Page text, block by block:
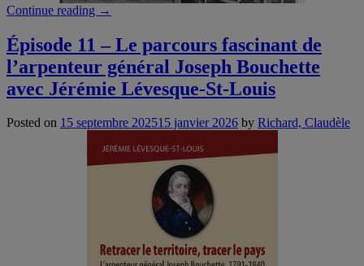
Continue reading “Épisode
Les
représentations
du
quartier
de
dans
Samuel
Heine”
→
Épisode 11 – Le parcours fascinant de
l’arpenteur général Joseph Bouchette
avec Jérémie Lévesque-St-Louis
Posted on 15 septembre 202515 janvier 2026 by Richard, Claudèle